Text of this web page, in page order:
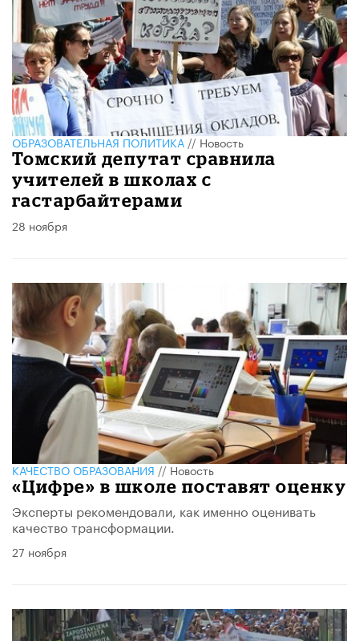
ОБРАЗОВАТЕЛЬНАЯ ПОЛИТИКА //Новость
Томский депутат сравнила
учителей в школах с
гастарбайтерами
28 ноября
КАЧЕСТВО ОБРАЗОВАНИЯ//Новость
«Цифре» в школе поставят оценку
Эксперты рекомендовали, как именно оценивать
качество трансформации.
27 ноября